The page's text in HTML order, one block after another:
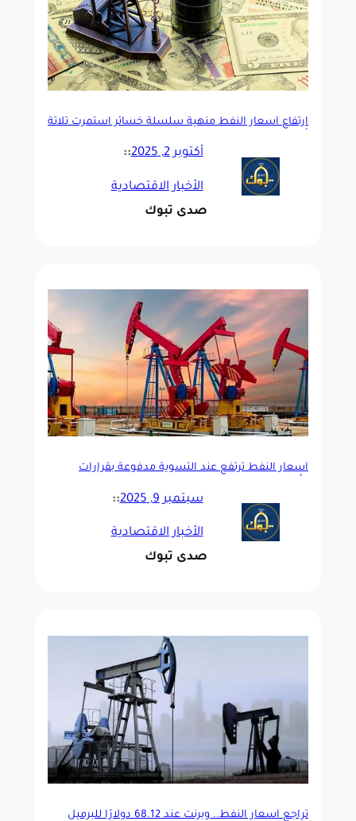
ارتفاع أسعار النفط منهية سلسلة خسائر استمرت ثلاثة
أكتوبر 2, 2025 ::
الأخبار الاقتصادية
صدى تبوك
أسعار النفط ترتفع عند التسوية مدفوعة بقرارات
سبتمبر 9, 2025 ::
الأخبار الاقتصادية
صدى تبوك
تراجع أسعار النفط.. وبرنت عند 68.12 دولارًا للبرميل